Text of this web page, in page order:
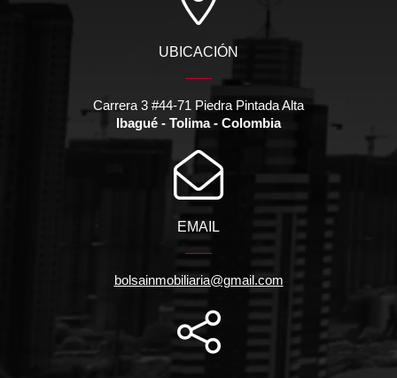
UBICACIÓN
Carrera 3 #44-71 Piedra Pintada Alta
Ibagué - Tolima - Colombia
EMAIL
bolsainmobiliaria@gmail.com